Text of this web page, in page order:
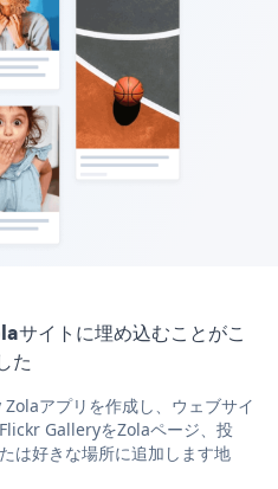
イトに埋め込むことがこ
た
アプリを作成し、ウェブサイ
GalleryをZolaページ、投
は好きな場所に追加します地